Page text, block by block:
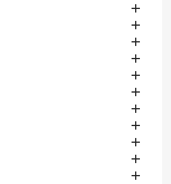










